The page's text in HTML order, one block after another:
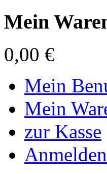
Mein
0,00 €
Mein
Mein
zur Kasse
Anmelden